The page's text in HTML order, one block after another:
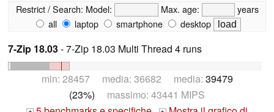
Restrict / Search: Model: Max. age:
years
all
laptop smartphone desktop
7-Zip 18.03- 7-Zip 18.03 Multi Thread 4 runs
min: 28457 media: 36682 media: 39479
(23%) massimo: 43441 MIPS